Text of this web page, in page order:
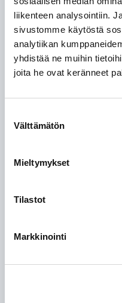
liikenteen analysointiin.
sivustomme käytöstä
analytiikan
yhdistää ne muihin
joita he ovat keränneet
valinta
Välttämätön
Mieltymykset
Tilastot
Markkinointi
Sähköposti *
Puhelinumero *
Lisätiedot